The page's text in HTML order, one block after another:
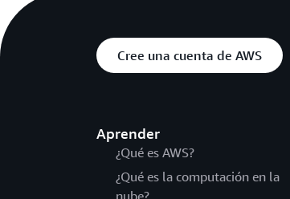
Cree una cuenta de AWS
Aprender
¿Qué es AWS?
¿Qué es la computación en la